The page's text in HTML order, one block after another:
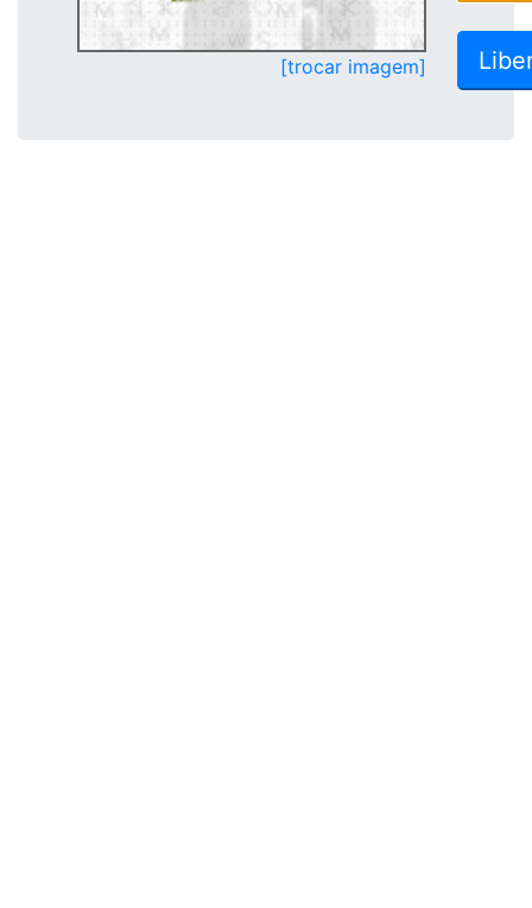
[trocar imagem]